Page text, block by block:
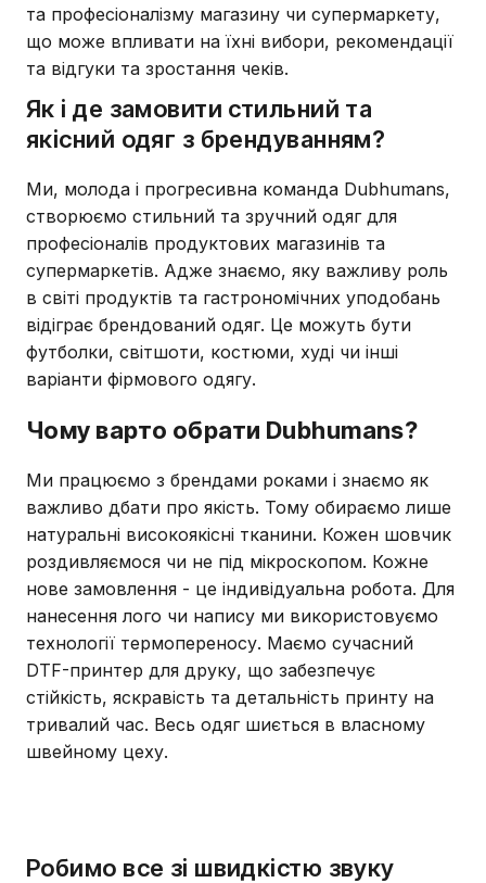
та професіоналізму магазину чи супермаркету,
що може впливати на їхні вибори, рекомендації
та відгуки та зростання чеків.
Як і де замовити стильний та
якісний одяг з брендуванням?
Ми, молода і прогресивна команда Dubhumans,
створюємо стильний та зручний одяг для
професіоналів продуктових магазинів та
супермаркетів. Адже знаємо, яку важливу роль
в світі продуктів та гастрономічних уподобань
відіграє брендований одяг. Це можуть бути
футболки, світшоти, костюми, худі чи інші
варіанти фірмового одягу.
Чому варто обрати Dubhumans?
Ми працюємо з брендами роками і знаємо як
важливо дбати про якість. Тому обираємо лише
натуральні високоякісні тканини. Кожен шовчик
роздивляємося чи не під мікроскопом. Кожне
нове замовлення - це індивідуальна робота. Для
нанесення лого чи напису ми використовуємо
технології термопереносу. Маємо сучасний
DTF-принтер для друку, що забезпечує
стійкість, яскравість та детальність принту на
тривалий час. Весь одяг шиється в власному
швейному цеху.
Робимо все зі швидкістю звуку